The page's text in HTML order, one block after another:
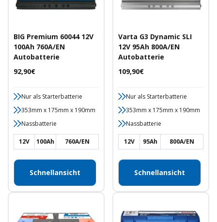
BIG Premium 60044 12V
100Ah 760A/EN
Autobatterie
Angebotspreis
92,90€
Nur als Starterbatterie
353mm x 175mm x 190mm
Nassbatterie
12V 100Ah 760A/EN
Schnellansicht
Varta G3 Dynamic SLI
12V 95Ah 800A/EN
Autobatterie
Angebotspreis
109,90€
Nur als Starterbatterie
353mm x 175mm x 190mm
Nassbatterie
12V 95Ah 800A/EN
Schnellansicht